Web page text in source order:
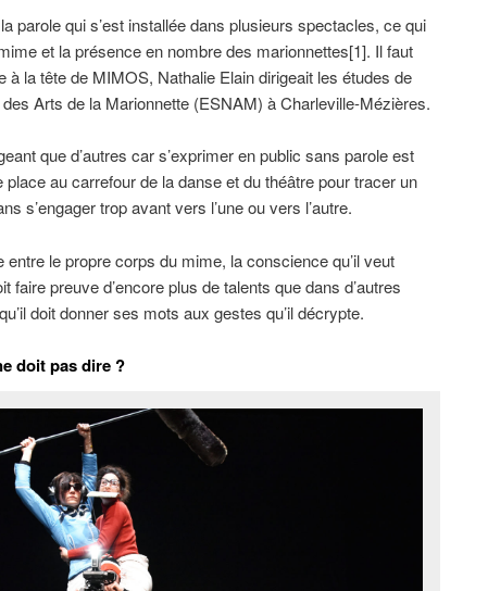
parole qui s’est installée dans plusieurs spectacles, ce qui
et la présence en nombre des marionnettes[1]. Il faut
à la tête de MIMOS, Nathalie Elain dirigeait les études de
des Arts de la Marionnette (ESNAM) à Charleville-Mézières.
que d’autres car s’exprimer en public sans parole est
au carrefour de la danse et du théâtre pour tracer un
s’engager trop avant vers l’une ou vers l’autre.
entre le propre corps du mime, la conscience qu’il veut
faire preuve d’encore plus de talents que dans d’autres
doit donner ses mots aux gestes qu’il décrypte.
doit pas dire ?